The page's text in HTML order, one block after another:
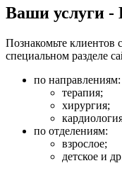
Ваши услуги -
Познакомьте клиентов
специальном разделе
по направлениям:
терапия;
хирургия;
по отделениям:
взрослое;
детское и